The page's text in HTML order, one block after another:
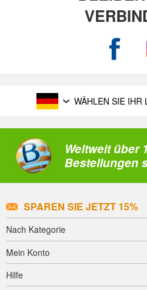
WÄHLEN SIE IHR
Weltweit über
Bestellungen
SPAREN SIE JETZT 15%
Nach Kategorie
Mein Konto
Hilfe